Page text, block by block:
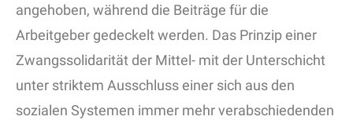
angehoben, während die Beiträge für die
Arbeitgeber gedeckelt werden. Das Prinzip einer
Zwangssolidarität der Mittel- mit der Unterschicht
unter striktem Ausschluss einer sich aus den
sozialen Systemen immer mehr verabschiedenden